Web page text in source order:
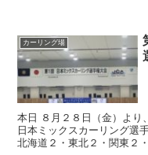
カーリング場
本日 ８月２８日（金）より
日本ミックスカーリング選
北海道２・東北２・関東２